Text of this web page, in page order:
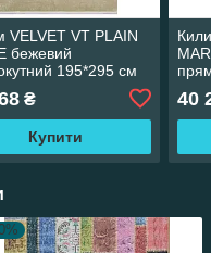
VELVET VT PLAIN
бежевий
195*295 см
₴
Купити
40